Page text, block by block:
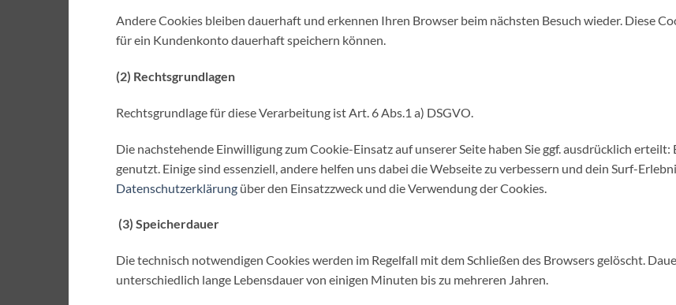
Andere Cookies bleiben dauerhaft und erkennen Ihren Browser beim nächsten Besuch wieder. Diese
für ein Kundenkonto dauerhaft speichern können.
(2) Rechtsgrundlagen
Rechtsgrundlage für diese Verarbeitung ist Art. 6 Abs.1 a) DSGVO.
Die nachstehende Einwilligung zum Cookie-Einsatz auf unserer Seite haben Sie ggf. ausdrücklich
genutzt. Einige sind essenziell, andere helfen uns dabei die Webseite zu verbessern und dein Surf-
Datenschutzerklärung über den Einsatzzweck und die Verwendung der Cookies.
(3) Speicherdauer
Die technisch notwendigen Cookies werden im Regelfall mit dem Schließen des Browsers gelöscht.
unterschiedlich lange Lebensdauer von einigen Minuten bis zu mehreren Jahren.